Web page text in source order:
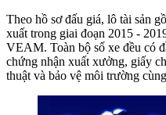
Theo hồ sơ đấu giá, lô tài sản
xuất trong giai đoạn 2015 -
VEAM. Toàn bộ số xe đều có
chứng nhận xuất xưởng, giấy
thuật và bảo vệ môi trường